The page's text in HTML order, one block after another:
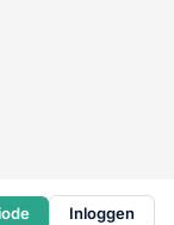
Inloggen